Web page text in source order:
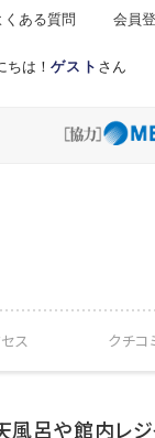
ちは！ゲスト さん
くある質問 会員
ス クチコ
風呂や館内レ